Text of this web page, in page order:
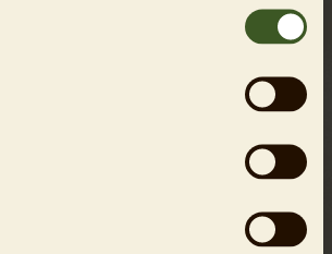
örtlich durchgeführt von der
zum 10. Januar 2026 statt,
der 24. & 25. November 2025, der 1., 8.,
2025 sowie der 5. & 6. Januar 2026.
sind auf
weihnachten-im-tierpark.de
gibt es erstmals auch FlexTickets